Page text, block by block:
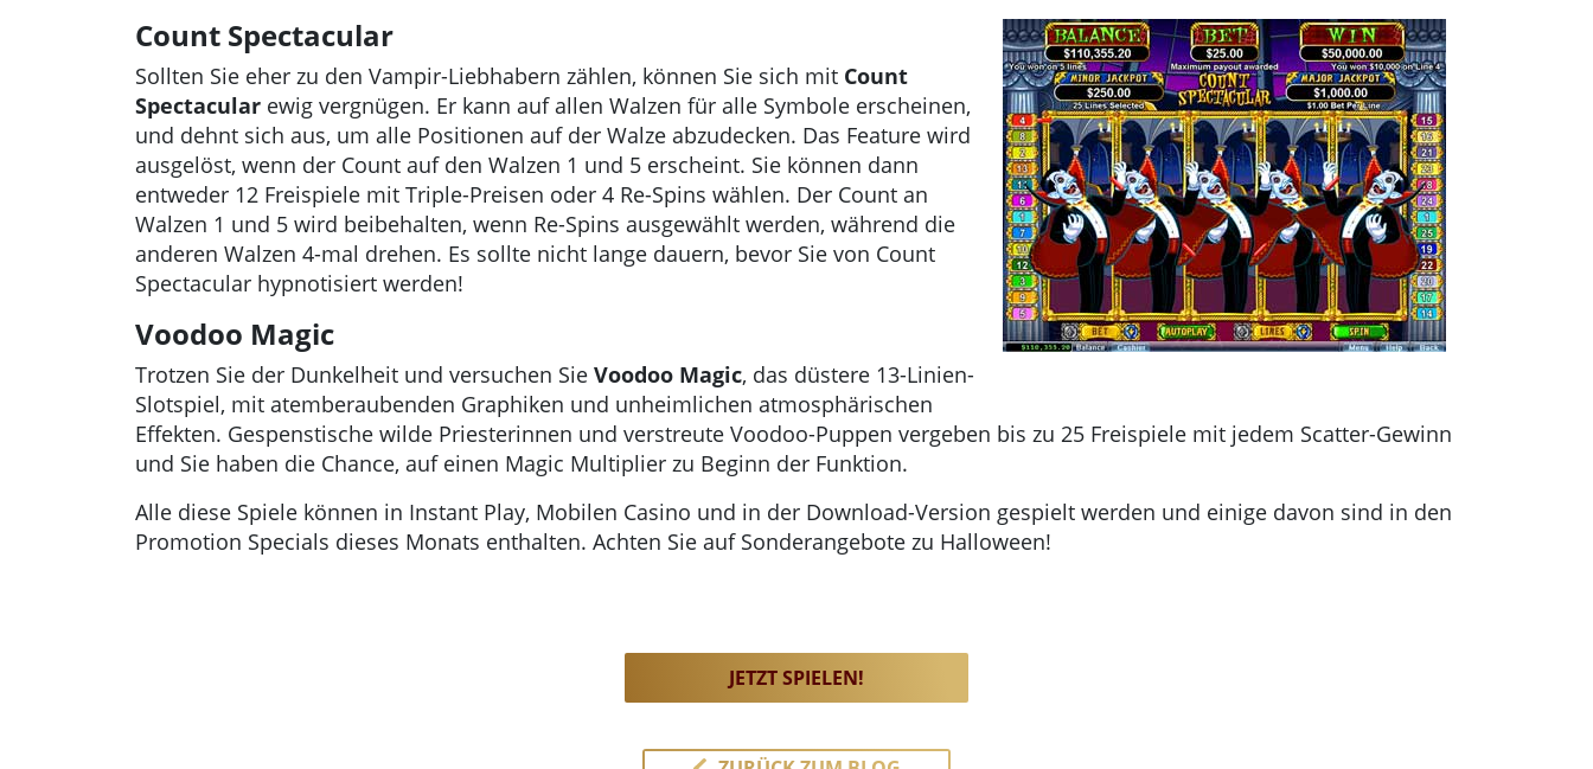
Count Spectacular
Sollten Sie eher zu den Vampir-Liebhabern zählen, können Sie sich mit Count
Spectacular ewig vergnügen. Er kann auf allen Walzen für alle Symbole erscheinen,
und dehnt sich aus, um alle Positionen auf der Walze abzudecken. Das Feature wird
ausgelöst, wenn der Count auf den Walzen 1 und 5 erscheint. Sie können dann
entweder 12 Freispiele mit Triple-Preisen oder 4 Re-Spins wählen. Der Count an
Walzen 1 und 5 wird beibehalten, wenn Re-Spins ausgewählt werden, während die
anderen Walzen 4-mal drehen. Es sollte nicht lange dauern, bevor Sie von Count
Spectacular hypnotisiert werden!
Voodoo Magic
Trotzen Sie der Dunkelheit und versuchen Sie Voodoo Magic, das düstere 13-Linien-
Slotspiel, mit atemberaubenden Graphiken und unheimlichen atmosphärischen
Effekten. Gespenstische wilde Priesterinnen und verstreute Voodoo-Puppen vergeben bis zu 25 Freispiele mit jedem Scatter-Gewinn
und Sie haben die Chance, auf einen Magic Multiplier zu Beginn der Funktion.
Alle diese Spiele können in Instant Play, Mobilen Casino und in der Download-Version gespielt werden und einige davon sind in den
Promotion Specials dieses Monats enthalten. Achten Sie auf Sonderangebote zu Halloween!
JETZT SPIELEN!